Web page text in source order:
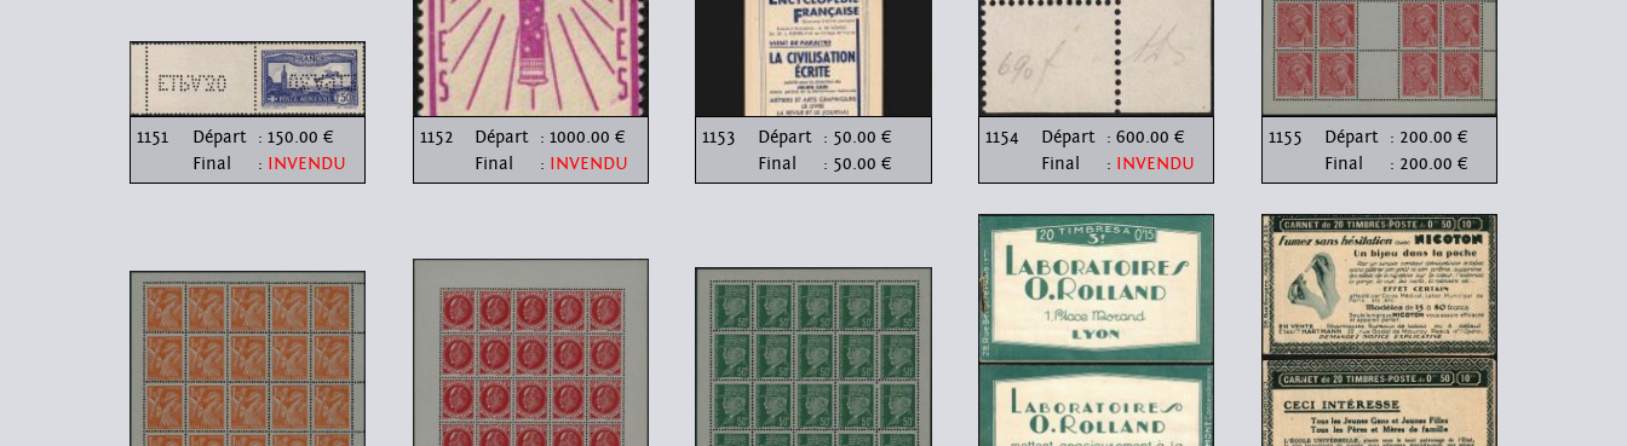
1151 Départ : 150.00 €
Final
: INVENDU
1152 Départ : 1000.00 €
Final
: INVENDU
1153 Départ : 50.00 €
Final
: 50.00 €
1154 Départ : 600.00 €
Final
: INVENDU
1155 Départ : 200.00 €
Final
: 200.00 €